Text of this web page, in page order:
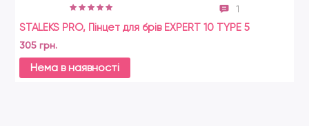
1
STALEKS PRO, Пінцет для брів EXPERT 10 TYPE 5
305 грн.
Нема в наявності